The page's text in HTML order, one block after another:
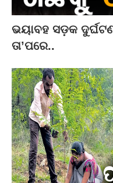
ଭୟାବହ ସଡ଼କ
ତା’ପରେ..